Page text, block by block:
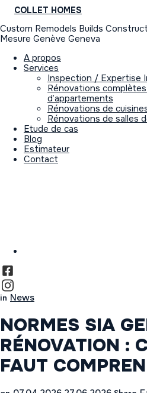
COLLET HOMES
Custom Remodels Builds
Mesure Genève Geneva
A propos
Services
Inspection / Expertise
Rénovations
d’appartements
Rénovations de
Rénovations de salles
Etude de cas
Blog
Estimateur
Contact
in News
NORMES SIA
RÉNOVATION :
FAUT